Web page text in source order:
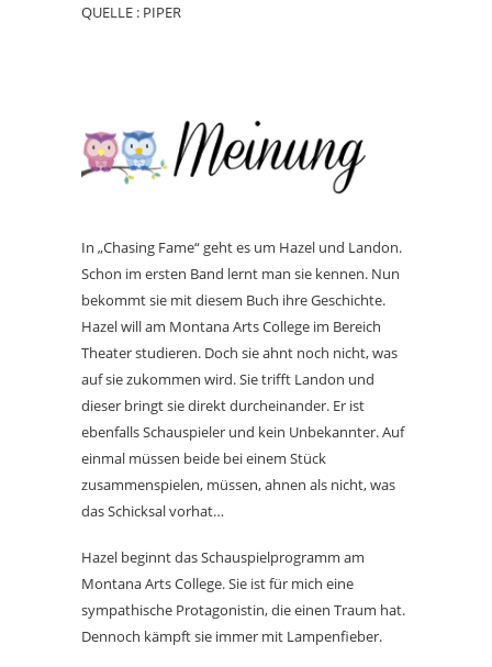
QUELLE : PIPER
In „Chasing Fame“ geht es um Hazel und Landon.
Schon im ersten Band lernt man sie kennen. Nun
bekommt sie mit diesem Buch ihre Geschichte.
Hazel will am Montana Arts College im Bereich
Theater studieren. Doch sie ahnt noch nicht, was
auf sie zukommen wird. Sie trifft Landon und
dieser bringt sie direkt durcheinander. Er ist
ebenfalls Schauspieler und kein Unbekannter. Auf
einmal müssen beide bei einem Stück
zusammenspielen, müssen, ahnen als nicht, was
das Schicksal vorhat…
Hazel beginnt das Schauspielprogramm am
Montana Arts College. Sie ist für mich eine
sympathische Protagonistin, die einen Traum hat.
Dennoch kämpft sie immer mit Lampenfieber.